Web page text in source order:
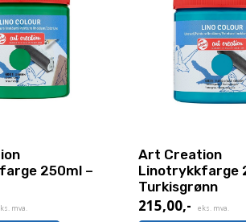
250ml –
mva.
Art Creation
Linotrykkfarge
Turkisgrønn
215,00,- eks. mva.